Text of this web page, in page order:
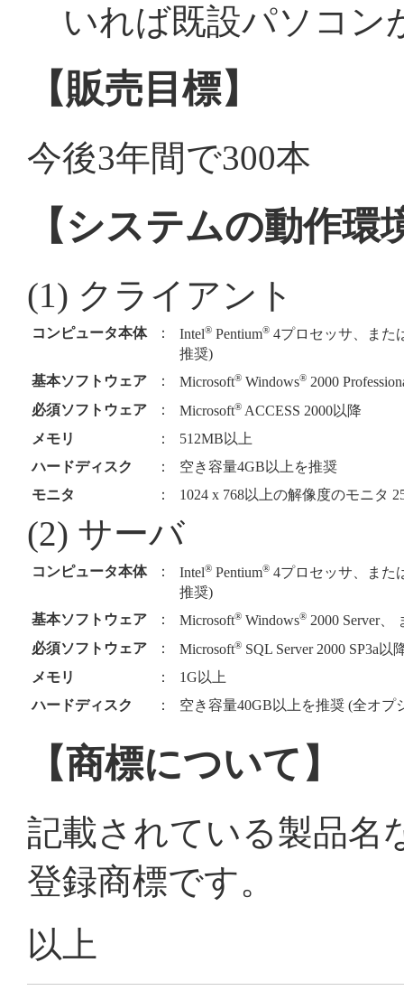
いれば既設パソコン
【販売目標】
今後3年間で300本
【システムの動作環
(1) クライアント
コンピュータ本体 ： Intel® Pentium® 4プロセッサ、また
推奨)
基本ソフトウェア
： Microsoft® Windows® 2000
必須ソフトウェア
： Microsoft® ACCESS 2000以降
メモリ
：
512MB以上
ハードディスク
：
空き容量4GB以上を推奨
モニタ
： 1024 x 768以上の解像度のモニタ
(2) サーバ
コンピュータ本体 ： Intel® Pentium® 4プロセッサ、また
推奨)
基本ソフトウェア
： Microsoft® Windows® 2000 Server、
必須ソフトウェア
： Microsoft® SQL Server 2000 SP3a以
メモリ
：
1G以上
ハードディスク
： 空き容量40GB以上を推奨 (全オプ
【商標について】
記載されている製品名
登録商標です。
以上